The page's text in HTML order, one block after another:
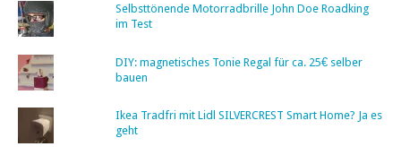
Selbsttönende Motorradbrille John Doe Roadking
im Test
DIY: magnetisches Tonie Regal für ca. 25€ selber
bauen
Ikea Tradfri mit Lidl SILVERCREST Smart Home? Ja es
geht